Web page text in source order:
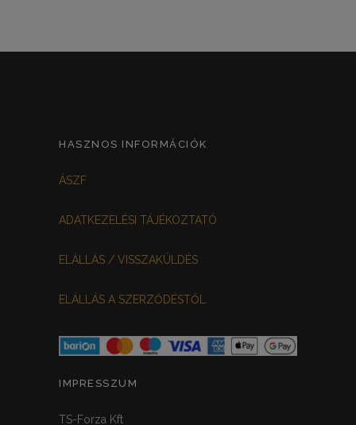
HASZNOS INFORMÁCIÓK
ÁSZF
ADATKEZELÉSI TÁJÉKOZTATÓ
ELÁLLÁS / VISSZAKÜLDÉS
ELÁLLÁS A SZERZŐDÉSTŐL
IMPRESSZUM
TS-Forza Kft